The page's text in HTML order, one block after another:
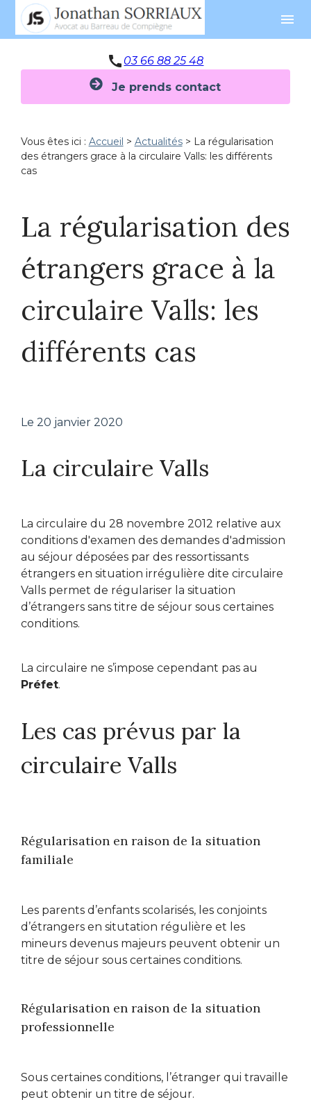
menu
call03 66 88 25 48
Je prends contact
Vous êtes ici : Accueil > Actualités> La régularisation
des étrangers grace à la circulaire Valls: les différents
cas
La régularisation des
étrangers grace à la
circulaire Valls: les
différents cas
Le 20 janvier 2020
La circulaire Valls
La circulaire du 28 novembre 2012 relative aux
conditions d'examen des demandes d'admission
au séjour déposées par des ressortissants
étrangers en situation irrégulière dite circulaire
Valls permet de régulariser la situation
d’étrangers sans titre de séjour sous certaines
conditions.
La circulaire ne s’impose cependant pas au
Préfet.
Les cas prévus par la
circulaire Valls
Régularisation en raison de la situation
familiale
Les parents d’enfants scolarisés, les conjoints
d’étrangers en situtation régulière et les
mineurs devenus majeurs peuvent obtenir un
titre de séjour sous certaines conditions.
Régularisation en raison de la situation
professionnelle
Sous certaines conditions, l’étranger qui travaille
peut obtenir un titre de séjour.
Panneau de gestion des cookies